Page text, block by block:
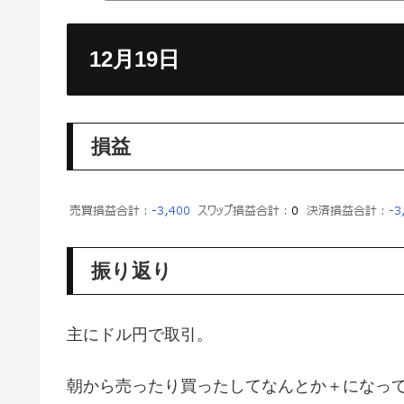
12月19日
損益
振り返り
主にドル円で取引。
朝から売ったり買ったしてなんとか＋になっ